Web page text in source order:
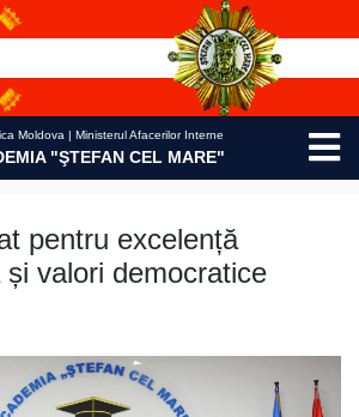
Moldova | Ministerul Afacerilor Interne
"ŞTEFAN CEL MARE"
pentru excelență
și valori democratice